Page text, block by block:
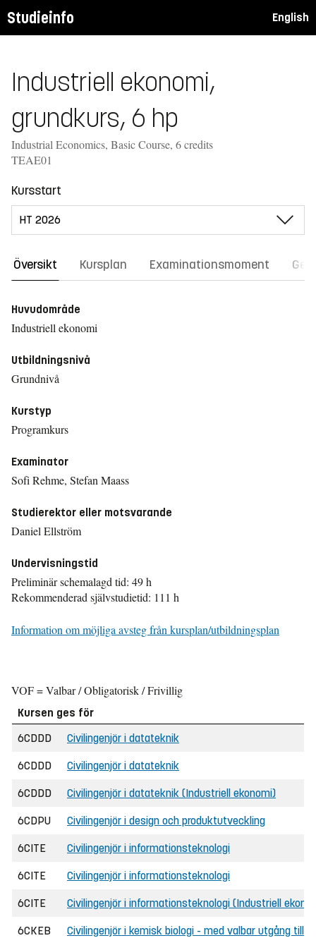
Studieinfo English
Industriell ekonomi,
grundkurs, 6 hp
Industrial Economics, Basic Course, 6 credits
TEAE01
Kursstart
Översikt Kursplan Examinationsmoment
Huvudområde
Industriell ekonomi
Utbildningsnivå
Grundnivå
Kurstyp
Programkurs
Examinator
Sofi Rehme, Stefan Maass
Studierektor eller motsvarande
Daniel Ellström
Undervisningstid
Preliminär schemalagd tid: 49 h
Rekommenderad självstudietid: 111 h
Information om möjliga avsteg från kursplan/utbildningsplan
VOF = Valbar / Obligatorisk / Frivillig
Kursen ges för
6CDDD
Civilingenjör i datateknik
6CDDD Civilingenjör i datateknik
6CDDD Civilingenjör i datateknik (Industriell ekonomi)
6CDPU Civilingenjör i design och produktutveckling
6CITE Civilingenjör i informationsteknologi
6CITE Civilingenjör i informationsteknologi
6CITE Civilingenjör i informationsteknologi (Industriell
6CKEB Civilingenjör i kemisk biologi - med valbar utgång till